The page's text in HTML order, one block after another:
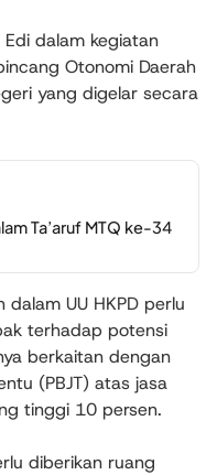
dalam kegiatan
Otonomi Daerah
yang digelar secara
Ta’aruf MTQ ke-34
UU HKPD perlu
terhadap potensi
berkaitan dengan
(PBJT) atas jasa
tinggi 10 persen.
diberikan ruang